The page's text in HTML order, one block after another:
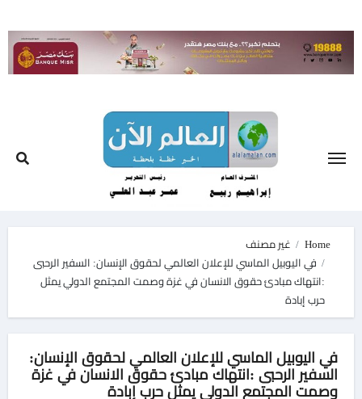
to
content
Home
غير مصنف
في اليوبيل الماسي للإعلان العالمي لحقوق الإنسان: السفير الرحبى
:انتهاك مبادئ حقوق الانسان في غزة وصمت المجتمع الدولي يمثل
حرب إبادة
في اليوبيل الماسي للإعلان العالمي لحقوق الإنسان:
السفير الرحبى :انتهاك مبادئ حقوق الانسان في غزة
وصمت المجتمع الدولي يمثل حرب إبادة